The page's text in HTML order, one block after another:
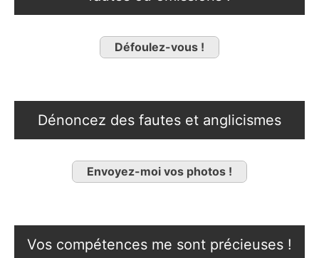
Défoulez-vous !
Dénoncez des fautes et anglicismes
Envoyez-moi vos photos !
Vos compétences me sont précieuses !